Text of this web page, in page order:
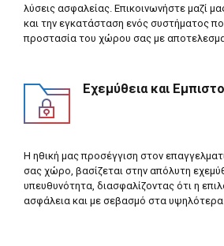
λύσεις ασφαλείας. Επικοινωνήστε μαζί
και την εγκατάσταση ενός συστήματος
προστασία του χώρου σας με
Εχεμύθεια και
Η ηθική μας προσέγγιση στον
σας χώρο, βασίζεται στην απόλυτη
υπευθυνότητα, διασφαλίζοντας ότι η
ασφάλεια και με σεβασμό στα